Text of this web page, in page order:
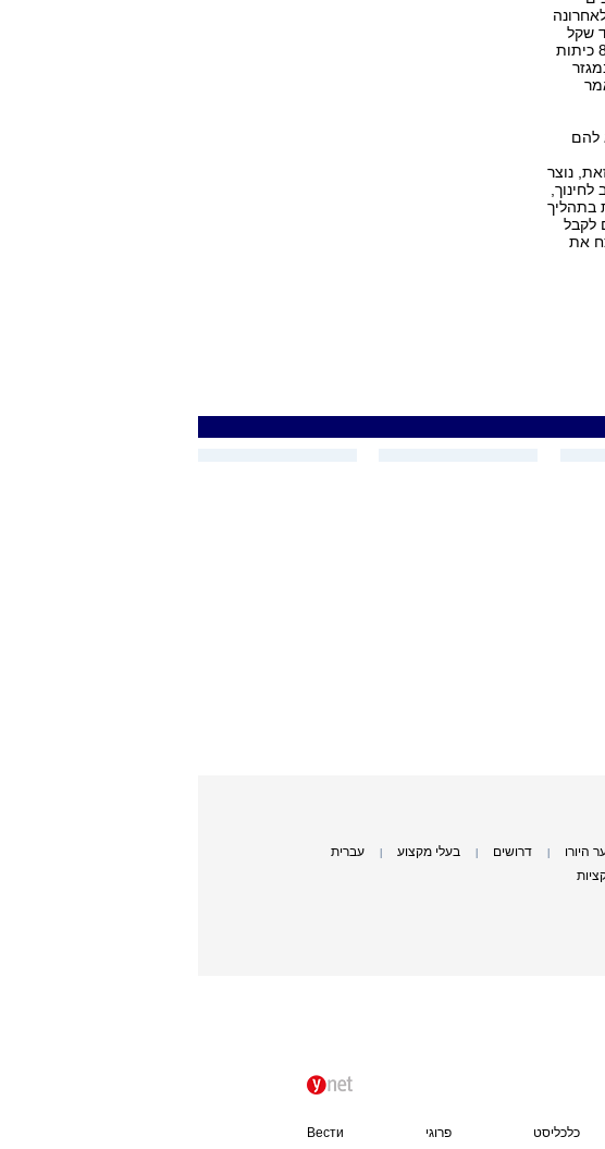
לאחרונה
שקל
לתקציב, העלאת שכר המורים בשיעור של בין 26 ל-34 אחוזים, בניית 80,000 כיתות
להם
נוצר
בתהליך
לקבל
את
היורו דרושים בעלי מקצוע עברית
כלכליסט פרוגי Вести